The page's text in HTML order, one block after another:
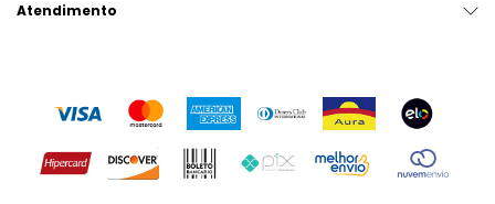
Atendimento